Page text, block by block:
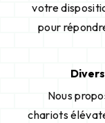
votre
pour
Nous
chariots